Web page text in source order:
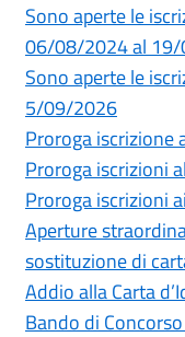
Sono aperte le
06/08/2024 al
Sono aperte le
5/09/2026
Proroga iscrizione
Proroga iscrizioni
Proroga iscrizioni
Aperture
sostituzione di
Addio alla Carta
Bando di